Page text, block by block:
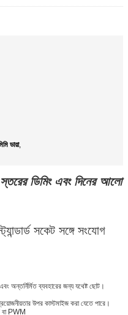
ডায়া,
ডিমিং এবং দিনের আলো
সকেট সঙ্গে সংযোগ
অন্তর্নির্মিত ব্যবহারের জন্য যথেষ্ট ছোট।
উপর কাস্টমাইজ করা যেতে পারে।
PWM